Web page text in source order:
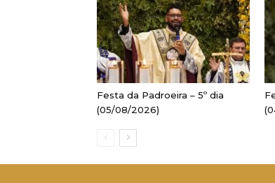
Festa da Padroeira – 5º dia
(05/08/2026)